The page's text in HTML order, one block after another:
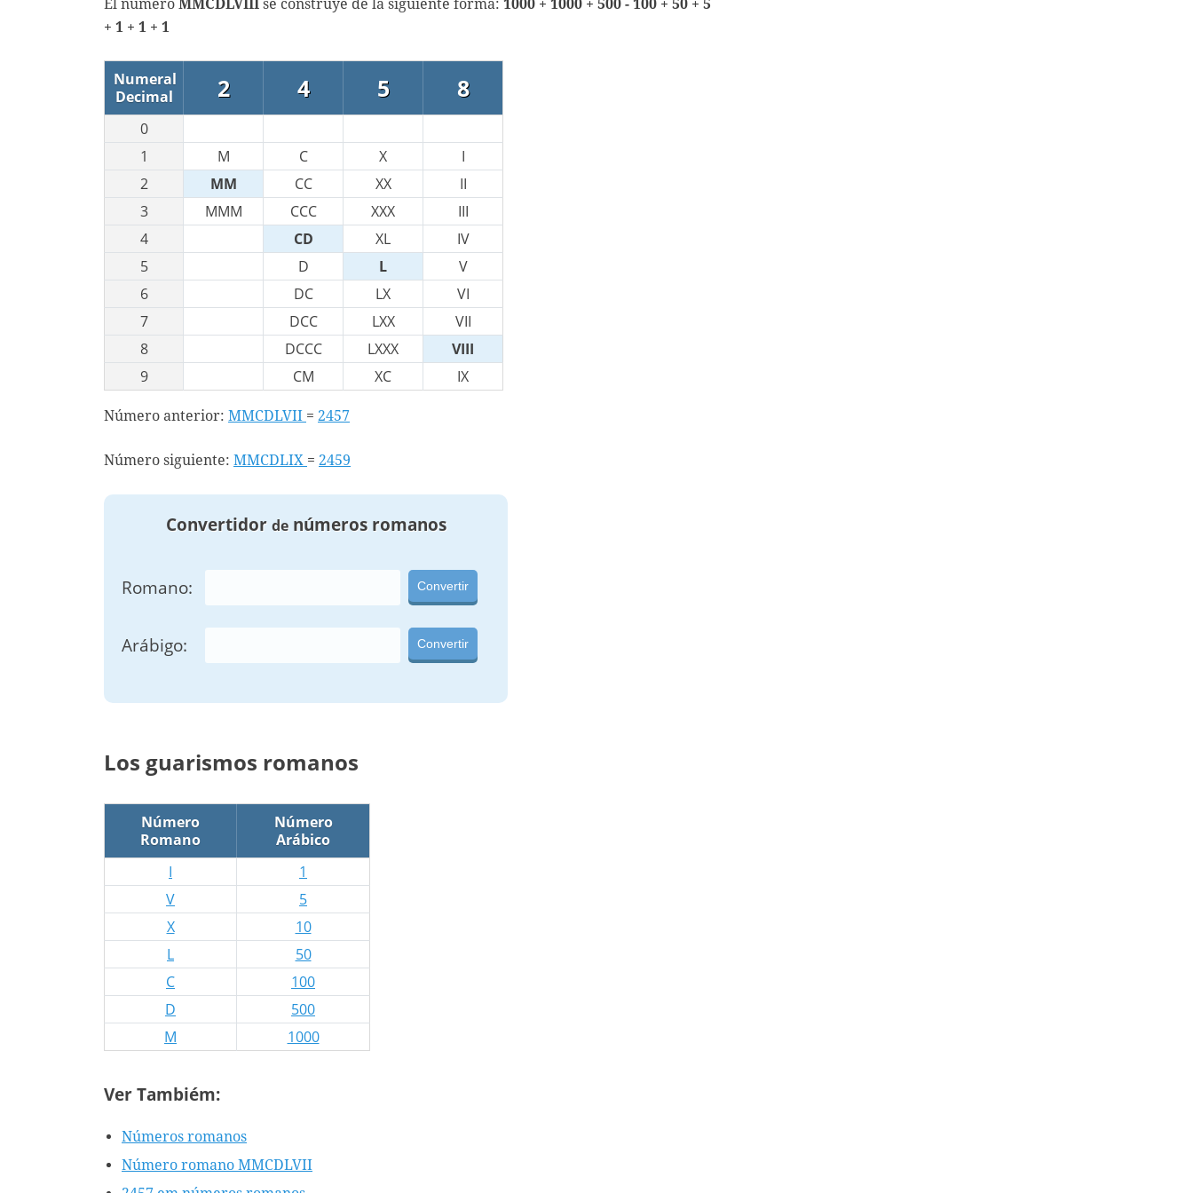
El número MMCDLVIII se construye de la siguiente forma: 1000 + 1000 + 500 - 100 + 50 + 5
+ 1 + 1 + 1
Numeral
Decimal
2 4 5 8
0
1
M C X
I
2
MM CC XX
II
3
MMM CCC XXX
III
4
CD XL
IV
5
D L
V
6
DC LX
VI
7
DCC LXX
VII
8
DCCC LXXX
VIII
9
CM XC IX
Número anterior: MMCDLVII = 2457
Número siguiente: MMCDLIX = 2459
Convertidor denúmeros romanos
Romano: Convertir
Arábigo: Convertir
Los guarismos romanos
Número
Romano
Número
Arábico
I
1
V
5
X
10
L
50
C
100
D
500
M
1000
Ver Tambiém:
Números romanos
Número romano MMCDLVII